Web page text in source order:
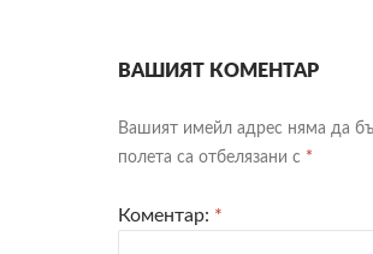
ВАШИЯТ КОМЕНТАР
Вашият имейл адрес няма да
полета са отбелязани с *
Коментар: *